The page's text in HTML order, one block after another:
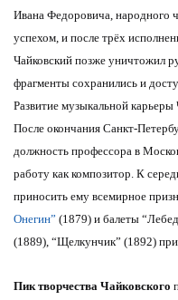
Ивана Федоровича, народного
успехом, и после трёх
Чайковский позже уничтожил
фрагменты сохранились и
Развитие музыкальной
После окончания Санкт-
должность профессора в
работу как композитор. К
приносить ему всемирное
Онегин” (1879) и балеты
(1889), “Щелкунчик” (1892)
Пик творчества Чайковского